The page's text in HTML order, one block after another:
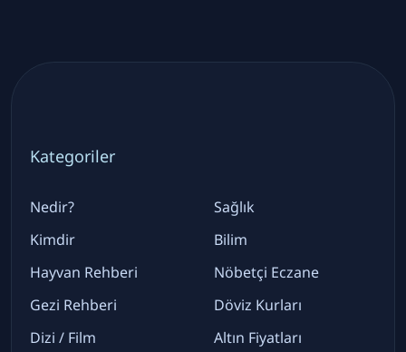
Kategoriler
Nedir?
Kimdir
Hayvan Rehberi
Gezi Rehberi
Dizi / Film
Sağlık
Bilim
Nöbetçi Eczane
Döviz Kurları
Altın Fiyatları